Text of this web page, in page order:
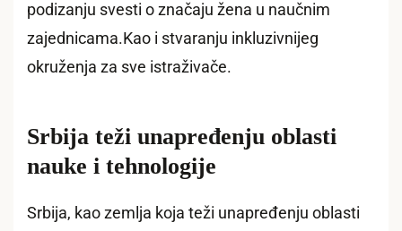
podizanju svesti o značaju žena u naučnim
zajednicama.Kao i stvaranju inkluzivnijeg
okruženja za sve istraživače.
Srbija teži unapređenju oblasti
nauke i tehnologije
Srbija, kao zemlja koja teži unapređenju oblasti